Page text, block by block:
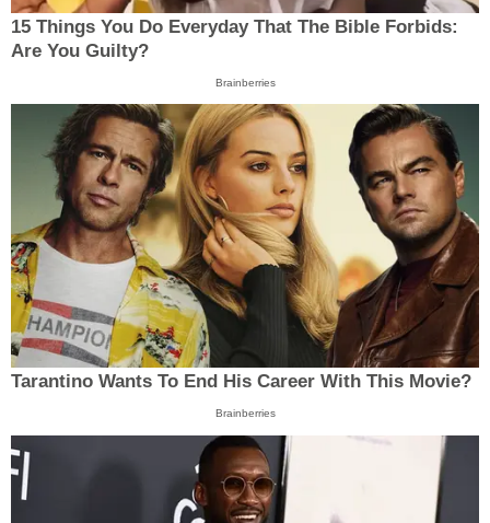
15 Things You Do Everyday That The Bible Forbids:
Are You Guilty?
Brainberries
Tarantino Wants To End His Career With This Movie?
Brainberries